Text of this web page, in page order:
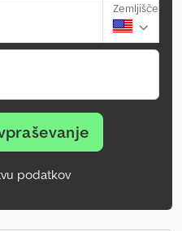
Zemljišče
podatkov